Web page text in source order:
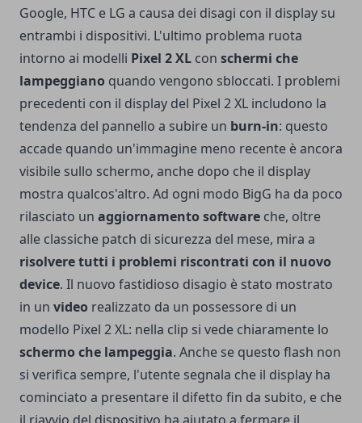
Google, HTC e LG a causa dei disagi con il display su
entrambi i dispositivi. L'ultimo problema ruota
intorno ai modelli Pixel 2 XL con schermi che
lampeggiano quando vengono sbloccati. I problemi
precedenti con il display del Pixel 2 XL includono la
tendenza del pannello a subire un burn-in: questo
accade quando un'immagine meno recente è ancora
visibile sullo schermo, anche dopo che il display
mostra qualcos'altro. Ad ogni modo BigG ha da poco
rilasciato un aggiornamento software che, oltre
alle classiche patch di sicurezza del mese, mira a
risolvere tutti i problemi riscontrati con il nuovo
device. Il nuovo fastidioso disagio è stato mostrato
in un video realizzato da un possessore di un
modello Pixel 2 XL: nella clip si vede chiaramente lo
schermo che lampeggia. Anche se questo flash non
si verifica sempre, l'utente segnala che il display ha
cominciato a presentare il difetto fin da subito, e che